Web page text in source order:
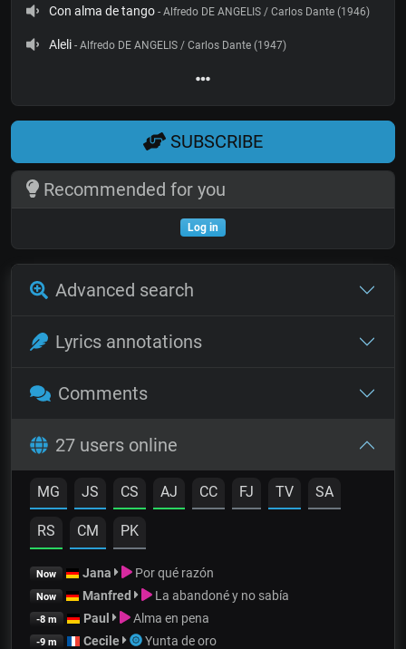
Con alma de tango - Alfredo DE ANGELIS / Carlos Dante (1946)
Aleli - Alfredo DE ANGELIS / Carlos Dante (1947)
SUBSCRIBE
Recommended for you
Log in
Advanced search
Lyrics annotations
Comments
27 users online
MG JS CS AJ CC FJ TV SA
RS CM PK
Now Jana Por qué razón
Now Manfred La abandoné y no sabía
-8 m Paul Alma en pena
-9 m Cecile Yunta de oro